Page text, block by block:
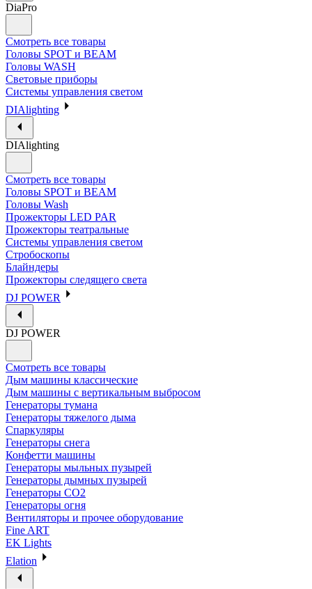
DiaPro
Смотреть все товары
Головы SPOT и BEAM
Головы WASH
Световые приборы
Системы управления светом
DIAlighting
DIAlighting
Смотреть все товары
Головы SPOT и BEAM
Головы Wash
Прожекторы LED PAR
Прожекторы театральные
Системы управления светом
Стробоскопы
Блайндеры
Прожекторы следящего света
DJ POWER
DJ POWER
Смотреть все товары
Дым машины классические
Дым машины с вертикальным выбросом
Генераторы тумана
Генераторы тяжелого дыма
Спаркуляры
Генераторы снега
Конфетти машины
Генераторы мыльных пузырей
Генераторы дымных пузырей
Генераторы CO2
Генераторы огня
Вентиляторы и прочее оборудование
Fine ART
EK Lights
Elation